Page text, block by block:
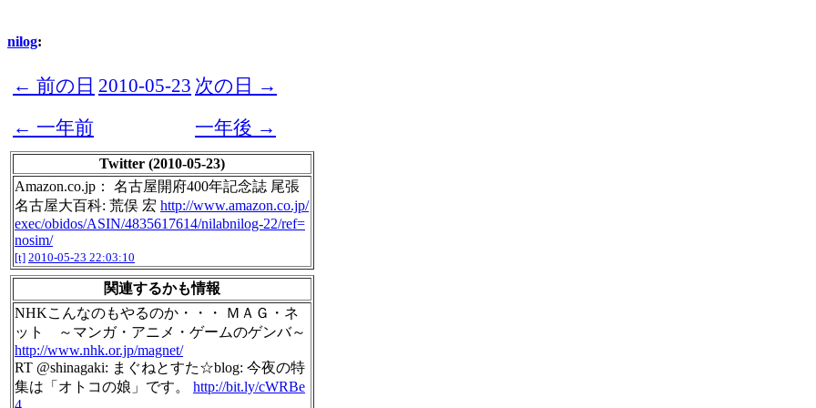
nilog:
← 前の日 2010-05-23 次の日 →
← 一年前
一年後 →
Twitter (2010-05-23)
Amazon.co.jp： 名古屋開府400年記念誌 尾張
名古屋大百科: 荒俣 宏 http://www.amazon.co.jp/
exec/obidos/ASIN/4835617614/nilabnilog-22/ref=
nosim/
[t] 2010-05-23 22:03:10
関連するかも情報
NHKこんなのもやるのか・・・ ＭＡＧ・ネ
ット ～マンガ・アニメ・ゲームのゲンバ～
http://www.nhk.or.jp/magnet/
RT @shinagaki: まぐねとすた☆blog: 今夜の特
集は「オトコの娘」です。 http://bit.ly/cWRBe